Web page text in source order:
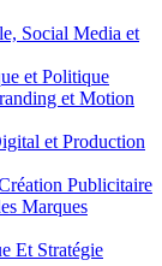
Social Media et
et Politique
et Motion
et Production
Publicitaire
Marques
Et Stratégie